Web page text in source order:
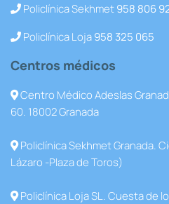
Policlínica Sekhmet958 806
Policlínica Loja958 325 065
Centros médicos
Centro Médico Adeslas
60. 18002 Granada
Policlínica Sekhmet Granada.
Lázaro -Plaza de Toros)
Policlínica Loja SL. Cuesta de